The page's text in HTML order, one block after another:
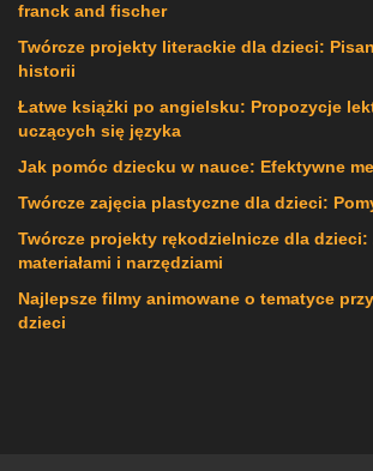
franck and fischer
Twórcze projekty literackie dla dzieci:
historii
Łatwe książki po angielsku: Propozycje
uczących się języka
Jak pomóc dziecku w nauce: Efektywne
Twórcze zajęcia plastyczne dla dzieci:
Twórcze projekty rękodzielnicze dla dzieci:
materiałami i narzędziami
Najlepsze filmy animowane o tematyce
dzieci